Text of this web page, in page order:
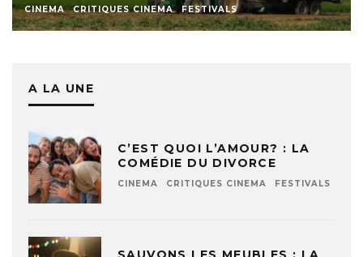
CINEMA CRITIQUES CINEMA FESTIVALS
A LA UNE
C’EST QUOI L’AMOUR? : LA
COMÉDIE DU DIVORCE
CINEMA CRITIQUES CINEMA FESTIVALS